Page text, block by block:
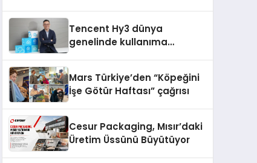
Tencent Hy3 dünya
genelinde kullanıma
Mars Türkiye’den “Köpeğini
İşe Götür Haftası” çağrısı
Cesur Packaging, Mısır’daki
Üretim Üssünü Büyütüyor